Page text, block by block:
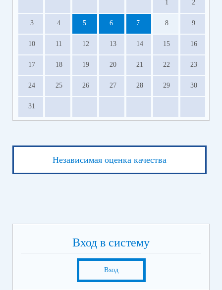
1 2
3 4 5 6 7 8 9
10 11 12 13 14 15 16
17 18 19 20 21 22 23
24 25 26 27 28 29 30
31
Независимая оценка качества
Вход в систему
Вход